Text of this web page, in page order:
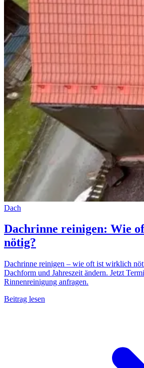
Dach
Dachrinne reinigen: Wie
nötig?
Dachrinne reinigen – wie oft ist wirklich
Dachform und Jahreszeit ändern. Jetzt
Rinnenreinigung anfragen.
Beitrag lesen